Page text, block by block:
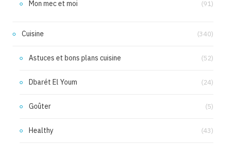
Mon mec et moi (91)
Cuisine (340)
Astuces et bons plans cuisine (52)
Dbarét El Youm (24)
Goûter (5)
Healthy (43)